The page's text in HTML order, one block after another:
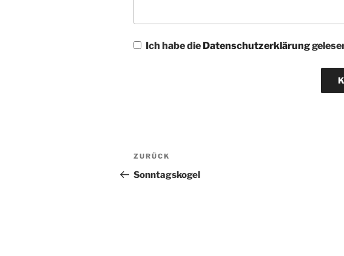
Ich habe die Datenschutzerklärung
Beitragsnavigation
Vorheriger
Beitrag
ZURÜCK
Sonntagskogel